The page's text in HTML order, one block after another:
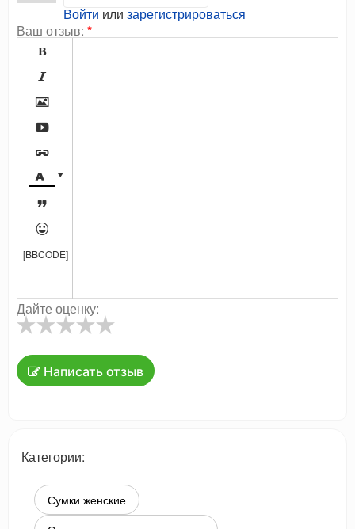
Войти или зарегистрироваться
Ваш отзыв: *









[BBCODE]
Дайте оценку:
Написать отзыв
Категории:
Сумки женские